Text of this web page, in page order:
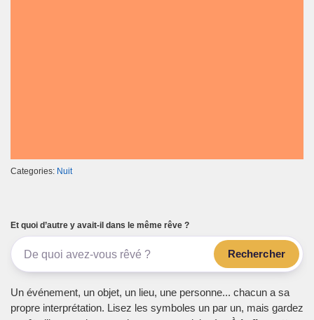
Categories: Nuit
Et quoi d’autre y avait-il dans le même rêve ?
Rechercher
Un événement, un objet, un lieu, une personne... chacun a sa
propre interprétation. Lisez les symboles un par un, mais gardez